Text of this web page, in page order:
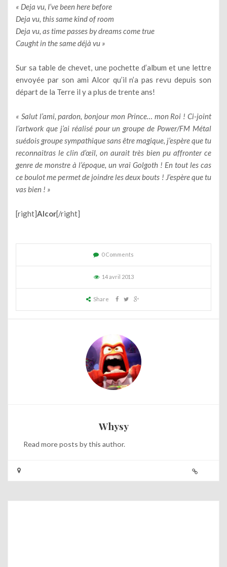
« Deja vu, I’ve been here before
Deja vu, this same kind of room
Deja vu, as time passes by dreams come true
Caught in the same déjà vu »
Sur sa table de chevet, une pochette d’album et une lettre
envoyée par son ami Alcor qu’il n’a pas revu depuis son
départ de la Terre il y a plus de trente ans!
« Salut l’ami, pardon, bonjour mon Prince… mon Roi ! Ci-joint
l’artwork que j’ai réalisé pour un groupe de Power/FM Métal
suédois groupe sympathique sans être magique, j’espère que tu
reconnaitras le clin d’œil, on aurait très bien pu affronter ce
genre de monstre à l’époque, un vrai Golgoth ! En tout les cas
ce boulot me permet de joindre les deux bouts ! J’espère que tu
vas bien ! »
[right]Alcor[/right]
0 Comments
14 avril 2013
Share
Whysy
Read more posts by this author.